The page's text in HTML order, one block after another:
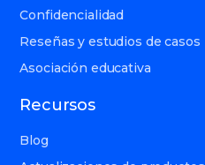
Confidencialidad
Reseñas y estudios de casos
Asociación educativa
Recursos
Blog